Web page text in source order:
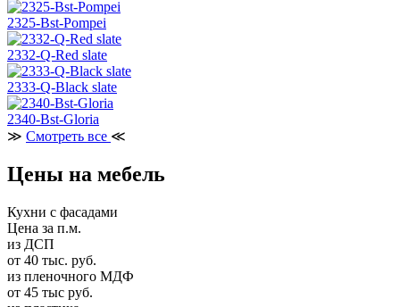
2325-Bst-Pompei
2332-Q-Red slate
2333-Q-Black slate
2340-Bst-Gloria
≫ Смотреть все ≪
Цены на мебель
Кухни с фасадами
Цена за п.м.
из ДСП
от 40 тыс. руб.
из пленочного МДФ
от 45 тыс руб.